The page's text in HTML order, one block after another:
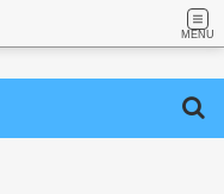
MENU